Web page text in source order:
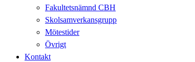
Fakultetsnämnd CBH
Skolsamverkansgrupp
Mötestider
Övrigt
Kontakt